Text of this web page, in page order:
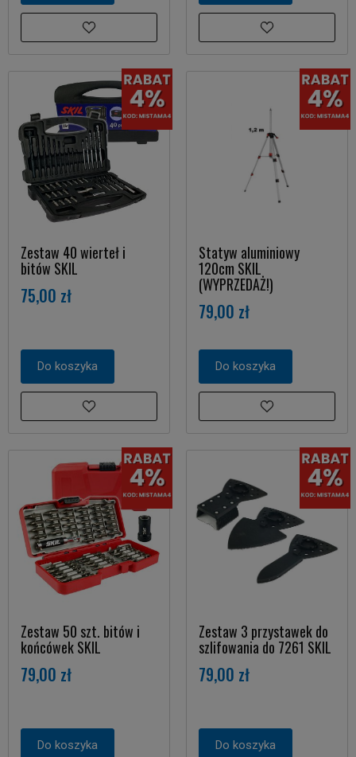
Zestaw 40 wierteł i
bitów SKIL
75,00 zł
Do koszyka
Statyw aluminiowy
120cm SKIL
(WYPRZEDAŻ!)
79,00 zł
Do koszyka
Zestaw 50 szt. bitów i
końcówek SKIL
79,00 zł
Do koszyka
Zestaw 3 przystawek do
szlifowania do 7261 SKIL
79,00 zł
Do koszyka